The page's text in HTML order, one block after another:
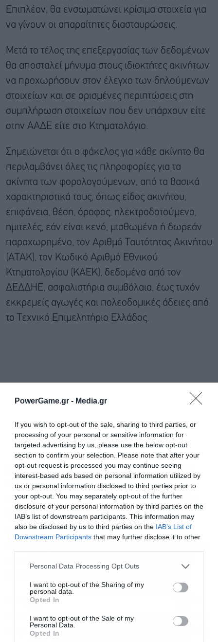
PowerGame.gr - Media.gr
If you wish to opt-out of the sale, sharing to third parties, or
processing of your personal or sensitive information for
targeted advertising by us, please use the below opt-out
section to confirm your selection. Please note that after your
opt-out request is processed you may continue seeing
interest-based ads based on personal information utilized by
us or personal information disclosed to third parties prior to
your opt-out. You may separately opt-out of the further
disclosure of your personal information by third parties on the
IAB’s list of downstream participants. This information may
also be disclosed by us to third parties on the IAB’s List of
Downstream Participants that may further disclose it to other
Personal Data Processing Opt Outs
I want to opt-out of the Sharing of my
personal data.
Opted In
I want to opt-out of the Sale of my
Personal Data.
Opted In
Επιπλέον, θα ενσωματώνει κρίσιμα στοιχεία για
να γίνουν οι απαραίτητες διασταυρώσεις.
Μετά το τέλος της επεξεργασίας των δεδομένων
θα αποσταλεί μήνυμα στους ιδιοκτήτες ακινήτων
να προχωρήσουν στον έλεγχο των δηλούμενων
στοιχείων και σε ορισμένες περιπτώσεις στη
συμπλήρωση στοιχείων που δεν υπάρχουν είτε
στην ΑΑΔΕ είτε στο Κτηματολόγιο.
Σημειώνεται ότι ο φάκελος για κάθε ακίνητο θα
περιλαμβάνει όλες τις πληροφορίες για τα
ακίνητα των φορολογούμενων, από τα βασικά
χαρακτηριστικά τους, όπως είδος ακινήτου,
επιφάνεια, θέση, όροφος, ηλεκτροδοτούμενο,
ημιτελές, εάν είναι κενό, μισθωμένο ή δωρεάν
παραχωρημένο, τον Αριθμό Ταυτότητας Ακινήτου
(ΑΤΑΚ), τον Κωδικό Αριθμό Εθνικού
Κτηματολογίου (ΚΑΕΚ), δεδομένα από τον
ΔΕΔΔΗΕ, ασφαλιστήρια συμβόλαια, έως τυχόν
εκκρεμείς αγωγές και πολεοδομικές άδειες από
το Τεχνικό Επιμελητήριο Ελλάδος.
Σε όσες περιπτώσεις εντοπιστούν ακίνητα τα
οποία δεν δηλώθηκαν, για παράδειγμα, ποτέ
στην Εφορία, αλλά μόνο στο Κτηματολόγιο, θα
ξεκινήσουν έλεγχοι από την ΑΑΔΕ. Και αυτό
καθώς εφόσον δεν έχει δηλωθεί στο Ε9, δεν
Ένα μεγάλο πρόβλημα που θα επιλύσει το νέο
ηλεκτρονικό σύστημα αφορά τα αγροτεμάχια και
στις καλλιεργούμενες εκτάσεις. Και αυτό καθώς
Εγγραφή στο
newsletter
Αποδέχομαι τους